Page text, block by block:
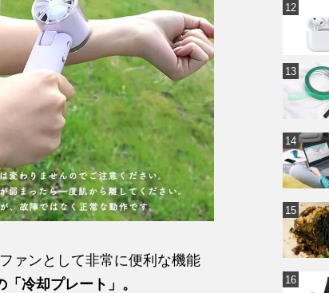
ァンとして非常に便利な機能
冷却プレート」。